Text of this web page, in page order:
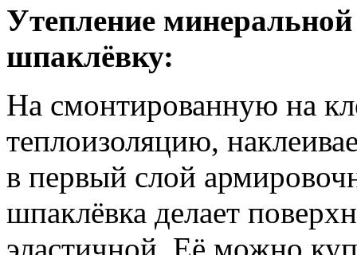
Утепление минеральной
шпаклёвку:
На смонтированную на
теплоизоляцию,
в первый слой
шпаклёвка делает
эластичной. Её можно